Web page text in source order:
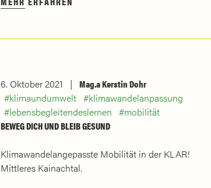
6. Oktober 2021
Mag.a Kerstin Dohr
klimaundumwelt
klimawandelanpassung
lebensbegleitendeslernen
mobilität
BEWEG DICH UND BLEIB GESUND
Klimawandelangepasste Mobilität in der KLAR!
Mittleres Kainachtal.